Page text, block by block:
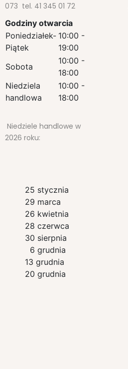
073 tel. 41 345 01 72
Godziny otwarcia
Poniedziałek-
Piątek
10:00 -
19:00
Sobota
10:00 -
18:00
Niedziela
handlowa
10:00 -
18:00
Niedziele handlowe w
2026 roku:
25 stycznia
29 marca
26 kwietnia
28 czerwca
30 sierpnia
6 grudnia
13 grudnia
20 grudnia